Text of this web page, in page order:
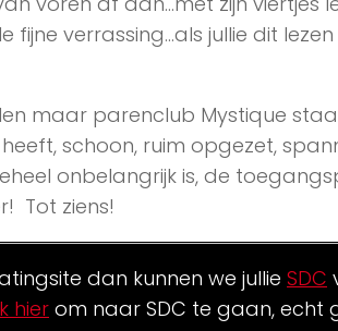
fijne verrassing…als jullie dit
maar parenclub Mystique
schoon, ruim opgezet,
onbelangrijk is, de
Tot ziens!
dan kunnen we jullie SDC
hierom naar SDC te gaan, echt